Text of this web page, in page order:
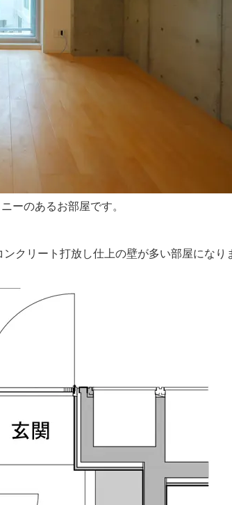
ーのあるお部屋です。
クリート打放し仕上の壁が多い部屋になり